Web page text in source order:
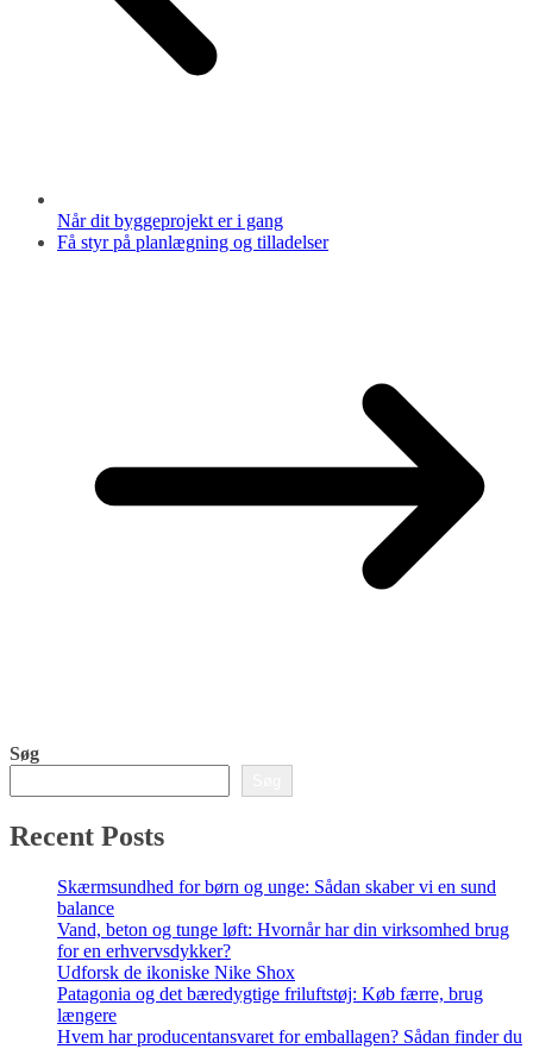
Når dit byggeprojekt er i gang
Få styr på planlægning og tilladelser
Søg
Recent Posts
Skærmsundhed for børn og unge: Sådan skaber vi en sund
balance
Vand, beton og tunge løft: Hvornår har din virksomhed brug
for en erhvervsdykker?
Udforsk de ikoniske Nike Shox
Patagonia og det bæredygtige friluftstøj: Køb færre, brug
længere
Hvem har producentansvaret for emballagen? Sådan finder du